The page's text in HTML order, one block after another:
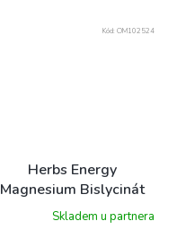
Herbs Energy
Magnesium Bislycinát
1900 mg, 60 kapslí
Skladem u partnera
Kód: OM102524